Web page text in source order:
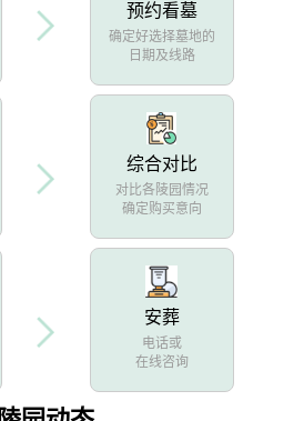
预约看墓
确定好选择墓地的
日期及线路
综合对比
对比各陵园情况
确定购买意向
安葬
电话或
在线咨询